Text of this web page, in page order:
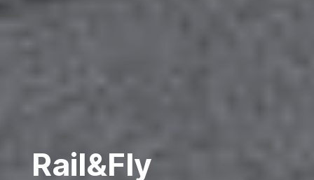
Rail&Fly